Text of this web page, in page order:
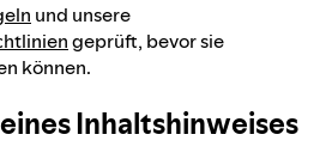
und unsere
geprüft, bevor sie
können.
Inhaltshinweises